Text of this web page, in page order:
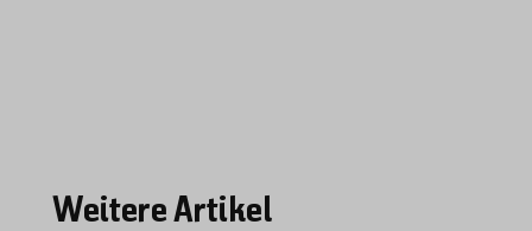
Weitere Artikel